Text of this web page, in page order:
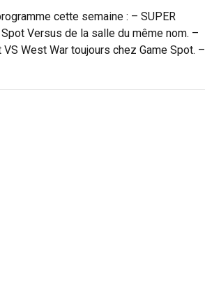
cette semaine : – SUPER
Versus de la salle du même nom. –
West War toujours chez Game Spot. –